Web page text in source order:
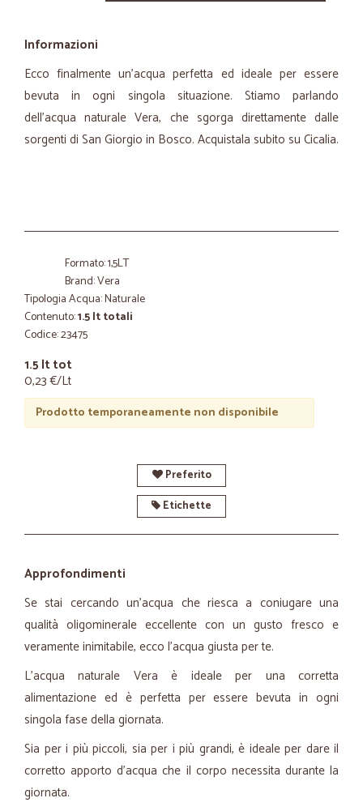
Informazioni
Ecco finalmente un’acqua perfetta ed ideale per essere
bevuta in ogni singola situazione. Stiamo parlando
dell'acqua naturale Vera, che sgorga direttamente dalle
sorgenti di San Giorgio in Bosco. Acquistala subito su Cicalia.
Formato: 1,5LT
Brand: Vera
Tipologia Acqua: Naturale
Contenuto:1.5 lt totali
Codice: 23475
1.5 lt tot
0,23 €/Lt
Prodotto temporaneamente non disponibile
Preferito
Etichette
Approfondimenti
Se stai cercando un’acqua che riesca a coniugare una
qualità oligominerale eccellente con un gusto fresco e
veramente inimitabile, ecco l'acqua giusta per te.
L'acqua naturale Vera è ideale per una corretta
alimentazione ed è perfetta per essere bevuta in ogni
singola fase della giornata.
Sia per i più piccoli, sia per i più grandi, è ideale per dare il
corretto apporto d'acqua che il corpo necessita durante la
giornata.